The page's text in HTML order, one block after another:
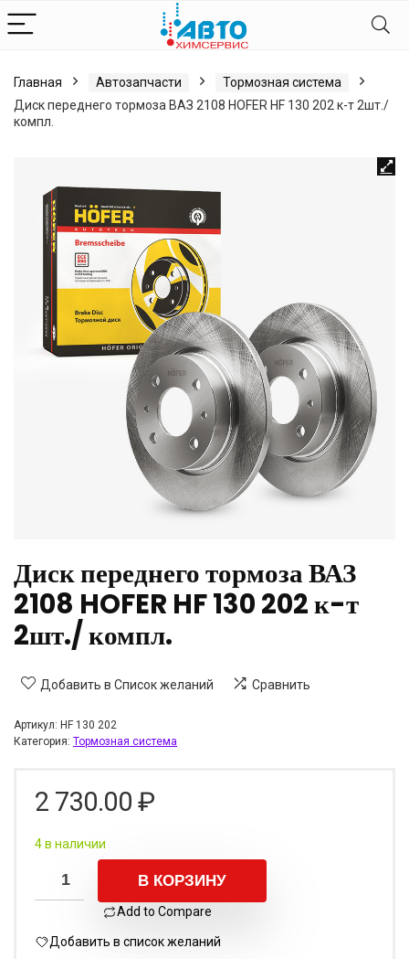
Главная Автозапчасти
Тормозная система
Диск переднего тормоза ВАЗ 2108 HOFER HF 130 202 к-т 2шт./
компл.
Диск переднего тормоза ВАЗ
2108 HOFER HF 130 202 к-т
2шт./ компл.
Добавить в Список желаний Сравнить
Артикул: HF 130 202
Категория: Тормозная система
2 730.00 ₽
4 в наличии
В КОРЗИНУ
Add to Compare
Добавить в список желаний